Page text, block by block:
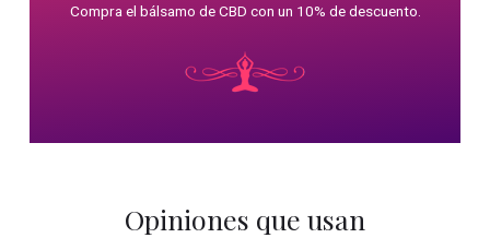
Compra el bálsamo de CBD con un 10% de descuento.
Opiniones que usan